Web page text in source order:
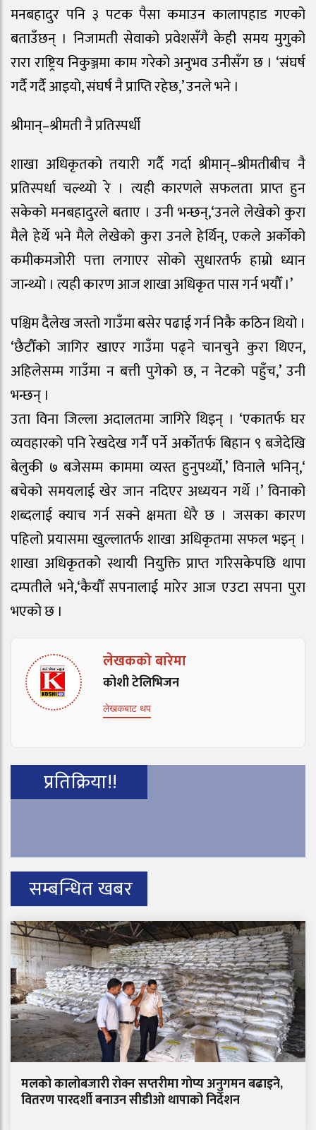
मनबहादुर पनि ३ पटक पैसा कमाउन कालापहाड गएको
बताउँछन् । निजामती सेवाको प्रवेशसँगै केही समय मुगुको
रारा राष्ट्रिय निकुञ्जमा काम गरेको अनुभव उनीसँग छ । ‘संघर्ष
गर्दै गर्दै आइयो, संघर्ष नै प्राप्ति रहेछ,’ उनले भने ।
श्रीमान्–श्रीमती नै प्रतिस्पर्धी
शाखा अधिकृतको तयारी गर्दै गर्दा श्रीमान्–श्रीमतीबीच नै
प्रतिस्पर्धा चल्थ्यो रे । त्यही कारणले सफलता प्राप्त हुन
सकेको मनबहादुरले बताए । उनी भन्छन्,‘उनले लेखेको कुरा
मैले हेर्थे भने मैले लेखेको कुरा उनले हेर्थिन्, एकले अर्कोको
कमीकमजोरी पत्ता लगाएर सोको सुधारतर्फ हाम्रो ध्यान
जान्थ्यो । त्यही कारण आज शाखा अधिकृत पास गर्न भयौँ ।’
पश्चिम दैलेख जस्तो गाउँमा बसेर पढाई गर्न निकै कठिन थियो ।
‘छैटौँको जागिर खाएर गाउँमा पढ्ने चानचुने कुरा थिएन,
अहिलेसम्म गाउँमा न बत्ती पुगेको छ, न नेटको पहुँच,’ उनी
भन्छन् ।
उता विना जिल्ला अदालतमा जागिरे थिइन् । ‘एकातर्फ घर
व्यवहारको पनि रेखदेख गर्नै पर्ने अर्कोतर्फ बिहान ९ बजेदेखि
बेलुकी ७ बजेसम्म काममा व्यस्त हुनुपर्थ्यो,’ विनाले भनिन्,‘
बचेको समयलाई खेर जान नदिएर अध्ययन गर्थे ।’ विनाको
शब्दलाई क्याच गर्न सक्ने क्षमता धेरै छ । जसका कारण
पहिलो प्रयासमा खुल्लातर्फ शाखा अधिकृतमा सफल भइन् ।
शाखा अधिकृतको स्थायी नियुक्ति प्राप्त गरिसकेपछि थापा
दम्पतीले भने,‘कैयौँ सपनालाई मारेर आज एउटा सपना पुरा
भएको छ ।
लेखकको बारेमा
कोशी टेलिभिजन
लेखकबाट थप
प्रतिक्रिया!!
सम्बन्धित खबर
मलको कालोबजारी रोक्न सप्तरीमा गोप्य अनुगमन बढाइने,
वितरण पारदर्शी बनाउन सीडीओ थापाको निर्देशन